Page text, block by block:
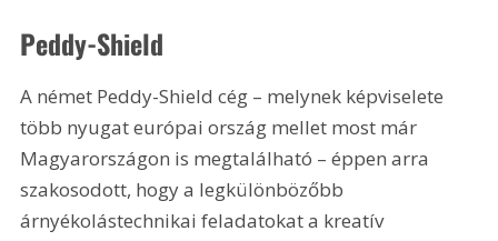
Peddy-Shield
A német Peddy-Shield cég – melynek képviselete
több nyugat európai ország mellet most már
Magyarországon is megtalálható – éppen arra
szakosodott, hogy a legkülönbözőbb
árnyékolástechnikai feladatokat a kreatív